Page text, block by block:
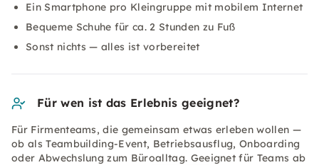
Ein Smartphone pro Kleingruppe mit mobilem Internet
Bequeme Schuhe für ca. 2 Stunden zu Fuß
Sonst nichts — alles ist vorbereitet
Für wen ist das Erlebnis geeignet?
Für Firmenteams, die gemeinsam etwas erleben wollen —
ob als Teambuilding-Event, Betriebsausflug, Onboarding
oder Abwechslung zum Büroalltag. Geeignet für Teams ab